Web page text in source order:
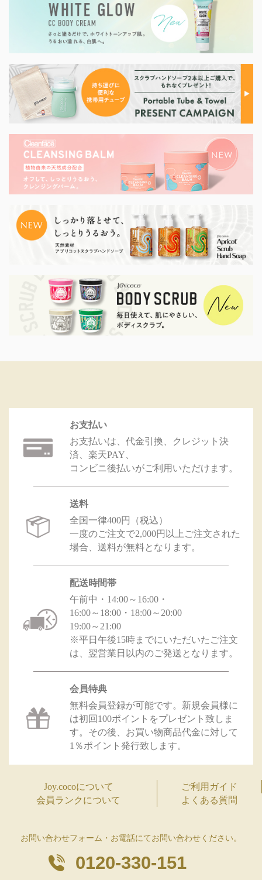
お支払い
お支払いは、代金引換、クレジット決
済、楽天PAY、
コンビニ後払いがご利用いただけます。
送料
全国一律400円（税込）
一度のご注文で2,000円以上ご注文された
場合、送料が無料となります。
配送時間帯
午前中・14:00～16:00・
16:00～18:00・18:00～20:00
19:00～21:00
※平日午後15時までにいただいたご注文
は、翌営業日以内のご発送となります。
会員特典
無料会員登録が可能です。新規会員様に
は初回100ポイントをプレゼント致しま
す。その後、お買い物商品代金に対して
1％ポイント発行致します。
Joy.cocoについて
ご利用ガイド
会員ランクについて
よくある質問
お問い合わせフォーム・お電話にてお問い合わせください。
0120-330-151